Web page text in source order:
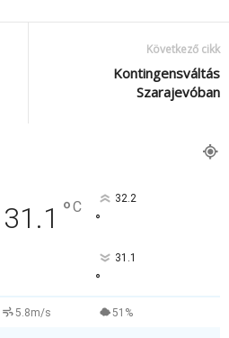
Következő cikk
Kontingensváltás
Szarajevóban
31.1 °C 32.2
°
31.1
°
5.8m/s 51%